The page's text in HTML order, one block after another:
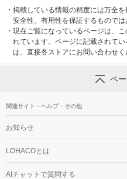
・ 掲載している情報の精度には万全
安全性、有用性を保証するものでは
・ 現在ご覧になっているページは、
れています。ページに記載されて
は、直接各ストアにお問い合わせく
ペ
関連サイト・ヘルプ・その他
お知らせ
LOHACOとは
AIチャットで質問する